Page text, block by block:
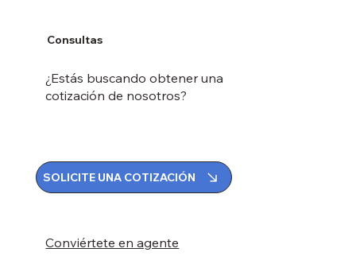
Consultas
¿Estás buscando obtener una
cotización de nosotros?
SOLICITE UNA COTIZACIÓN
Conviértete en agente